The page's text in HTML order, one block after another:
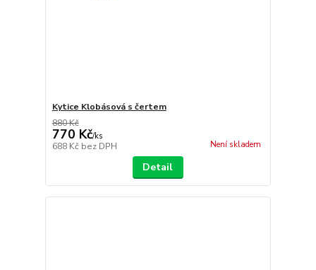
Kytice Klobásová s čertem
880 Kč
770 Kč/ks
688 Kč bez DPH Není skladem
Detail